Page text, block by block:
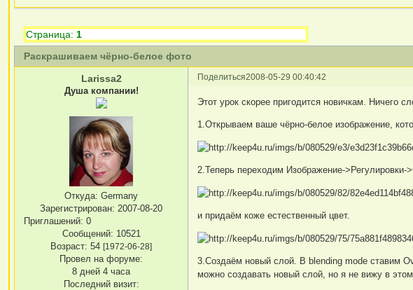
Раскрашиваем чёрно-белое фото
Страница: 1
Поделиться2008-05-29 00:40:42
Larissa2
Душа компании!
Откуда: Germany
Зарегистрирован: 2007-08-20
Приглашений: 0
Сообщений: 10521
Возраст: 54[1972-06-28]
Провел на форуме:
8 дней 4 часа
Последний визит:
Этот урок скорее пригодится новичкам. Ничего
1.Открываем ваше чёрно-белое изображение,
2.Теперь переходим Изображение->Регулировки-
и придаём коже естественный цвет.
3.Создаём новый слой. В blending mode ставим
можно создавать новый слой, но я не вижу в